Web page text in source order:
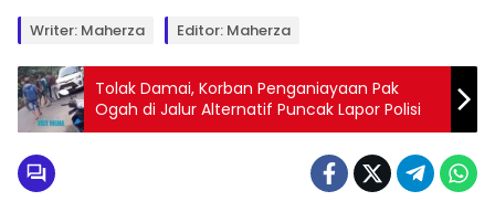
Writer: Maherza Editor: Maherza
Tolak Damai, Korban Penganiayaan Pak
Ogah di Jalur Alternatif Puncak Lapor Polisi